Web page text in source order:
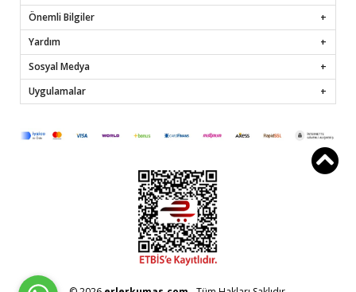
Önemli Bilgiler
Yardım
Sosyal Medya
Uygulamalar